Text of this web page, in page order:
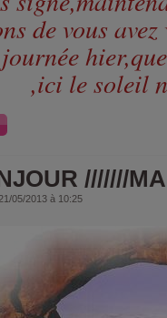
de vous avez
,ici le soleil
///////
05/2013 à 10:25